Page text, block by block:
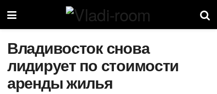
Владивосток снова
лидирует по стоимости
аренды жилья